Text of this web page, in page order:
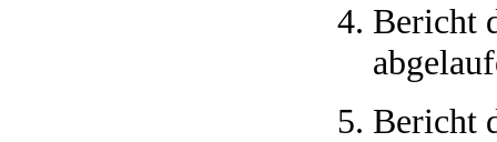
Bericht
Bericht